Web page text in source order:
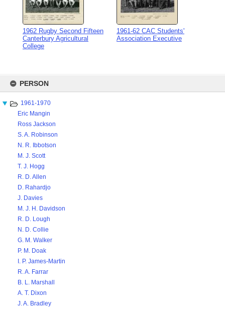
content
PERSON
1961-1970
Eric Mangin
Ross Jackson
S. A. Robinson
N. R. Ibbotson
M. J. Scott
T. J. Hogg
R. D. Allen
D. Rahardjo
J. Davies
M. J. H. Davidson
R. D. Lough
N. D. Collie
G. M. Walker
P. M. Doak
I. P. James-Martin
R. A. Farrar
B. L. Marshall
A. T. Dixon
J. A. Bradley
1962 Rugby Second Fifteen
Canterbury Agricultural
College
1961-62 CAC Students'
Association Executive